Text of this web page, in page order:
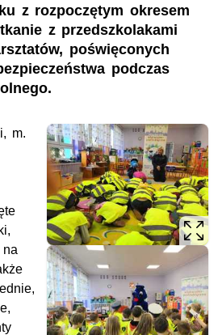
z rozpoczętym okresem
z przedszkolakami
poświęconych
podczas
m.